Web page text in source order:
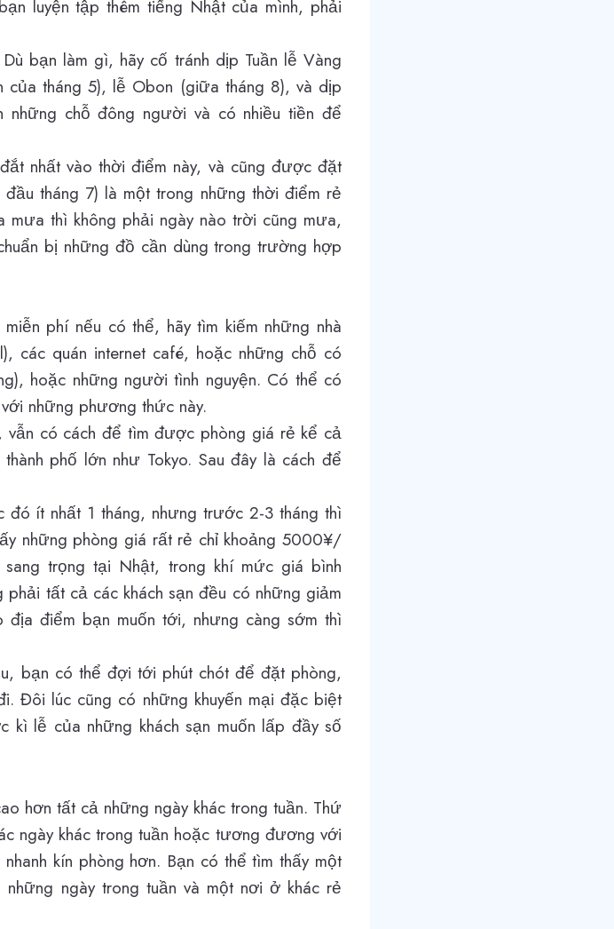
luyện tập thêm tiếng Nhật của mình, phải
bạn làm gì, hãy cố tránh dịp Tuần lễ Vàng
của tháng 5), lễ Obon (giữa tháng 8), và dịp
những chỗ đông người và có nhiều tiền để
nhất vào thời điểm này, và cũng được đặt
tháng 7) là một trong những thời điểm rẻ
mưa thì không phải ngày nào trời cũng mưa,
bị những đồ cần dùng trong trường hợp
phí nếu có thể, hãy tìm kiếm những nhà
, các quán internet café, hoặc những chỗ có
hoặc những người tình nguyện. Có thể có
những phương thức này.
vẫn có cách để tìm được phòng giá rẻ kể cả
phố lớn như Tokyo. Sau đây là cách để
ít nhất 1 tháng, nhưng trước 2-3 tháng thì
những phòng giá rất rẻ chỉ khoảng 5000¥/
trọng tại Nhật, trong khí mức giá bình
tất cả các khách sạn đều có những giảm
điểm bạn muốn tới, nhưng càng sớm thì
bạn có thể đợi tới phút chót để đặt phòng,
Đôi lúc cũng có những khuyến mại đặc biệt
lễ của những khách sạn muốn lấp đầy số
hơn tất cả những ngày khác trong tuần. Thứ
ngày khác trong tuần hoặc tương đương với
kín phòng hơn. Bạn có thể tìm thấy một
ngày trong tuần và một nơi ở khác rẻ